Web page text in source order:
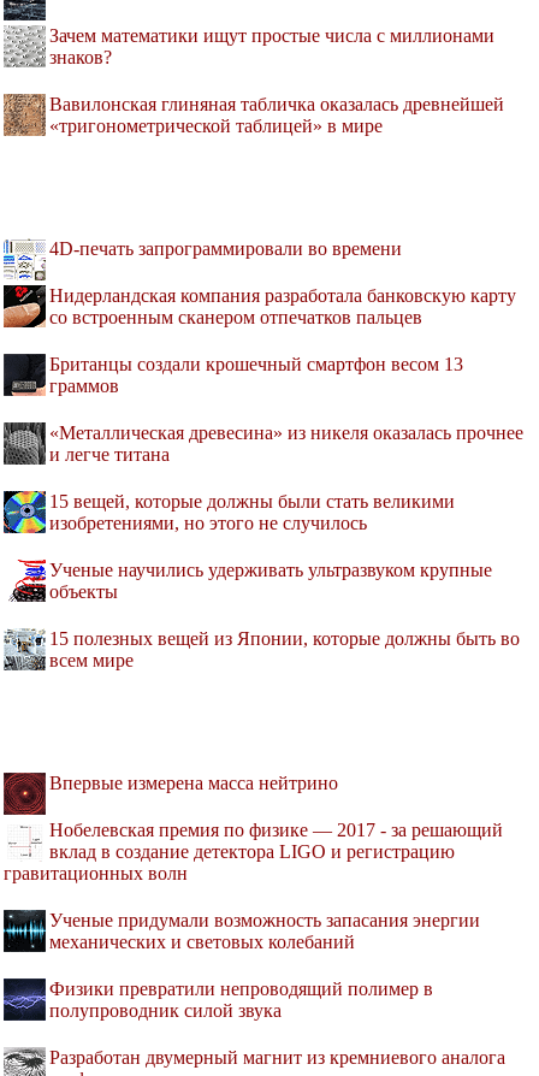
Зачем математики ищут простые числа с миллионами
знаков?
Вавилонская глиняная табличка оказалась древнейшей
«тригонометрической таблицей» в мире
4D-печать запрограммировали во времени
Нидерландская компания разработала банковскую карту
со встроенным сканером отпечатков пальцев
Британцы создали крошечный смартфон весом 13
граммов
«Металлическая древесина» из никеля оказалась прочнее
и легче титана
15 вещей, которые должны были стать великими
изобретениями, но этого не случилось
Ученые научились удерживать ультразвуком крупные
объекты
15 полезных вещей из Японии, которые должны быть во
всем мире
Впервые измерена масса нейтрино
Нобелевская премия по физике — 2017 - за решающий
вклад в создание детектора LIGO и регистрацию
гравитационных волн
Ученые придумали возможность запасания энергии
механических и световых колебаний
Физики превратили непроводящий полимер в
полупроводник силой звука
Разработан двумерный магнит из кремниевого аналога